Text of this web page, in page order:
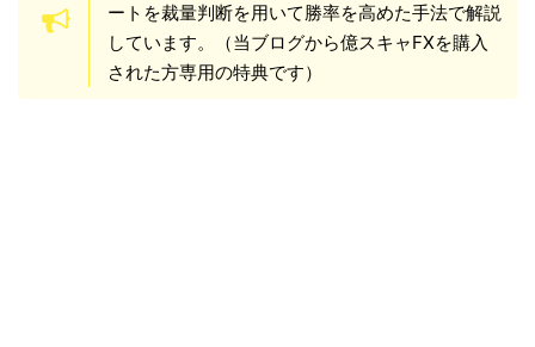
ートを裁量判断を用いて勝率を高めた手法で解説
しています。（当ブログから億スキャFXを購入
された方専用の特典です）